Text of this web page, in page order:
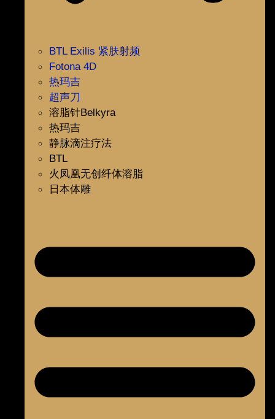
BTL Exilis 紧肤射频
Fotona 4D
热玛吉
超声刀
溶脂针Belkyra
热玛吉
静脉滴注疗法
BTL
火凤凰无创纤体溶脂
日本体雕